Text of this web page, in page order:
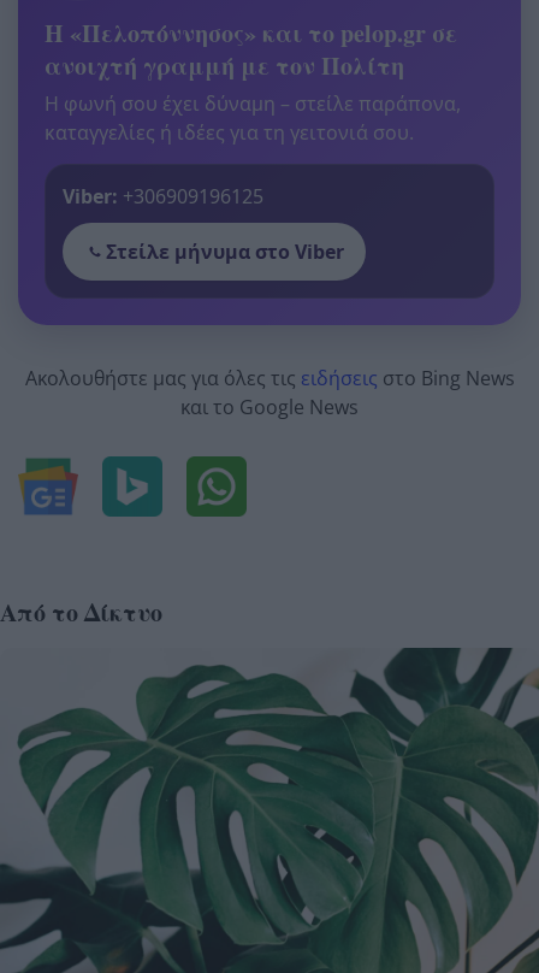
Η «Πελοπόννησος» και το pelop.gr σε
ανοιχτή γραμμή με τον Πολίτη
Η φωνή σου έχει δύναμη – στείλε παράπονα,
καταγγελίες ή ιδέες για τη γειτονιά σου.
Viber: +306909196125
Στείλε μήνυμα στο Viber
Ακολουθήστε μας για όλες τις ειδήσεις στο Bing News
και το Google News
Από το Δίκτυο